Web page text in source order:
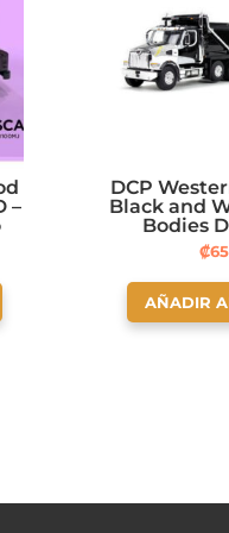
–
DCP
Black and
Bodies
Beaver
₡
AÑADIR